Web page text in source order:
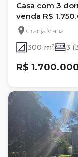
Casa com 3
venda R$
Artes - SP
Granja Viana
300 m² 3
R$